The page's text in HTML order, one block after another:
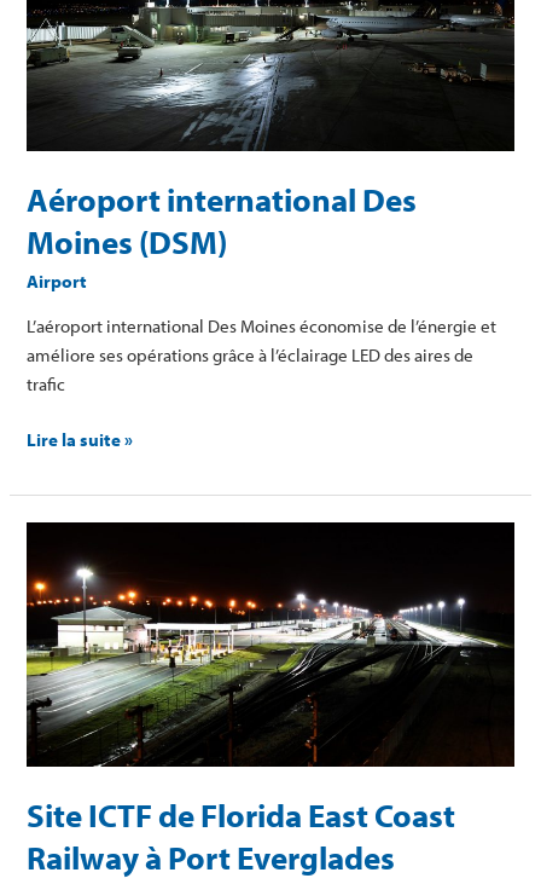
Aéroport international Des
Moines (DSM)
Airport
L’aéroport international Des Moines économise de l’énergie et
améliore ses opérations grâce à l’éclairage LED des aires de
trafic
Moines
(DSM)
Lire la suite »
Site ICTF de Florida East Coast
Railway à Port Everglades
de
Florida
East
Coast
Railway
à
Port